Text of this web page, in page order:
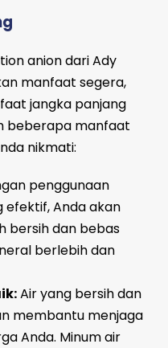
anion dari Ady
manfaat segera,
jangka panjang
beberapa manfaat
nikmati:
penggunaan
efektif, Anda akan
bersih dan bebas
berlebih dan
Air yang bersih dan
membantu menjaga
Anda. Minum air